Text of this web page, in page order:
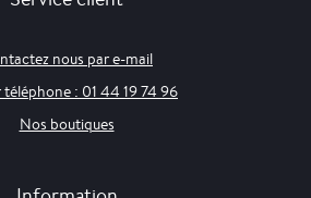
nous par e-mail
: 01 44 19 74 96
Nos boutiques